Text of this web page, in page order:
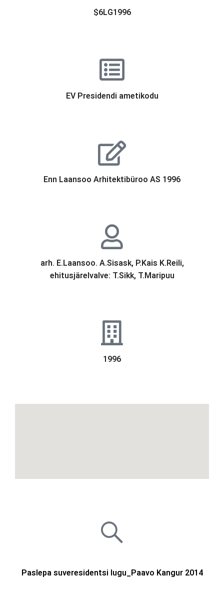
$6LG1996
EV Presidendi ametikodu
Enn Laansoo Arhitektibüroo AS 1996
arh. E.Laansoo. A.Sisask, P.Kais K.Reili,
ehitusjärelvalve: T.Sikk, T.Maripuu
1996
Paslepa suveresidentsi lugu_Paavo Kangur 2014